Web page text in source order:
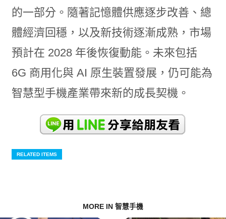
的一部分。隨著記憶體供應逐步改善、總
體經濟回穩，以及新技術逐漸成熟，市場
預計在 2028 年後恢復動能。未來包括
6G 商用化與 AI 原生裝置發展，仍可能為
智慧型手機產業帶來新的成長契機。
RELATED ITEMS
MORE IN 智慧手機